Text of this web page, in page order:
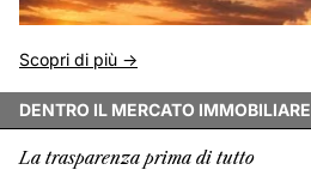
Scopri di più ->
DENTRO IL MERCATO IMMOBILIARE
La trasparenza prima di tutto